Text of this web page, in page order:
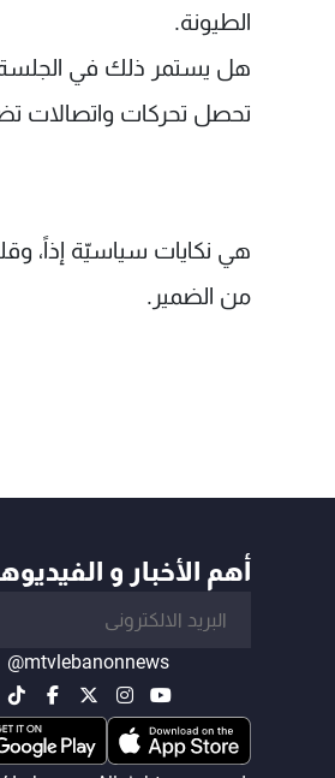
الطيونة.
هل يستمر ذلك في الجلسة
تحصل تحركات واتصالات
هي نكايات سياسيّة إذاً،
من الضمير.
أهم الأخبار و
@mtvlebanonnews